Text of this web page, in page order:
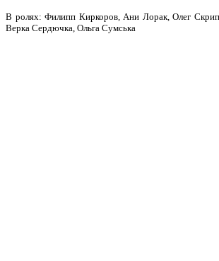
В ролях: Филипп Киркоров, Ани Лорак, Олег
Верка Сердючка, Ольга Сумська